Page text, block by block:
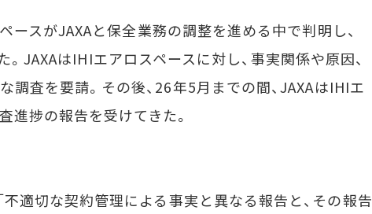
ースがJAXAと保全業務の調整を進める中で判明し、
JAXAはIHIエアロスペースに対し、事実関係や原因、
調査を要請。その後、26年5月までの間、JAXAはIHIエ
進捗の報告を受けてきた。
適切な契約管理による事実と異なる報告と、その報告